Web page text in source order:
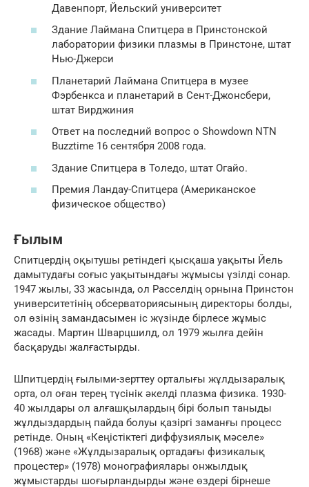
Давенпорт, Йельский университет
Здание Лаймана Спитцера в Принстонской
лаборатории физики плазмы в Принстоне, штат
Нью-Джерси
Планетарий Лаймана Спитцера в музее
Фэрбенкса и планетарий в Сент-Джонсбери,
штат Вирджиния
Ответ на последний вопрос о Showdown NTN
Buzztime 16 сентября 2008 года.
Здание Спитцера в Толедо, штат Огайо.
Премия Ландау-Спитцера (Американское
физическое общество)
Ғылым
Спитцердің оқытушы ретіндегі қысқаша уақыты Йель
дамытудағы соғыс уақытындағы жұмысы үзілді сонар.
1947 жылы, 33 жасында, ол Расселдің орнына Принстон
университетінің обсерваториясының директоры болды,
ол өзінің замандасымен іс жүзінде бірлесе жұмыс
жасады. Мартин Шварцшилд, ол 1979 жылға дейін
басқаруды жалғастырды.
Шпитцердің ғылыми-зерттеу орталығы жұлдызаралық
орта, ол оған терең түсінік әкелді плазма физика. 1930-
40 жылдары ол алғашқылардың бірі болып таныды
жұлдыздардың пайда болуы қазіргі заманғы процесс
ретінде. Оның «Кеңістіктегі диффузиялық мәселе»
(1968) және «Жұлдызаралық ортадағы физикалық
процестер» (1978) монографиялары онжылдық
жұмыстарды шоғырландырды және өздері бірнеше